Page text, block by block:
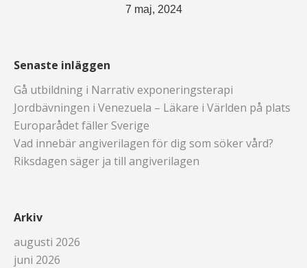
7 maj, 2024
Senaste inläggen
Gå utbildning i Narrativ exponeringsterapi
Jordbävningen i Venezuela – Läkare i Världen på plats
Europarådet fäller Sverige
Vad innebär angiverilagen för dig som söker vård?
Riksdagen säger ja till angiverilagen
Arkiv
augusti 2026
juni 2026